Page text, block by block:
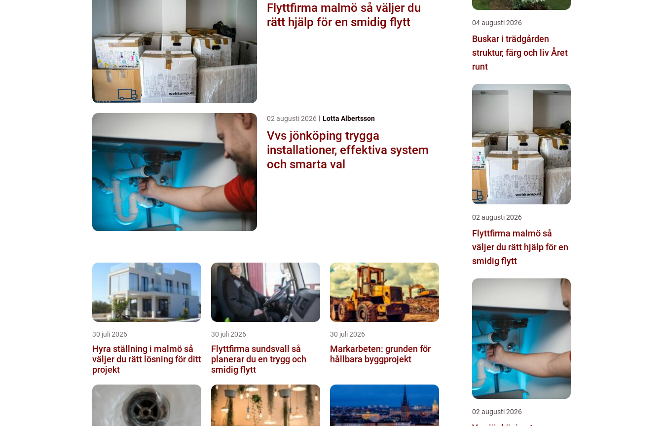
Flyttfirma malmö så väljer du
rätt hjälp för en smidig flytt
02 augusti 2026 Lotta Albertsson
Vvs jönköping trygga
installationer, effektiva system
och smarta val
30 juli 2026
Hyra ställning i malmö så
väljer du rätt lösning för ditt
projekt
30 juli 2026
Flyttfirma sundsvall så
planerar du en trygg och
smidig flytt
30 juli 2026
Markarbeten: grunden för
hållbara byggprojekt
04 augusti 2026
Buskar i trädgården
struktur, färg och liv Året
runt
02 augusti 2026
Flyttfirma malmö så
väljer du rätt hjälp för en
smidig flytt
02 augusti 2026